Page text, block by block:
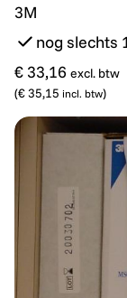
3M
nog slechts
€ 33,16 excl. btw
(€ 35,15 incl. btw)